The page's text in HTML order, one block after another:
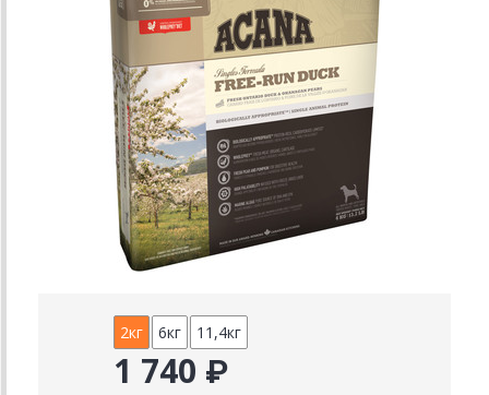
2кг 6кг 11,4кг
1 740 ₽